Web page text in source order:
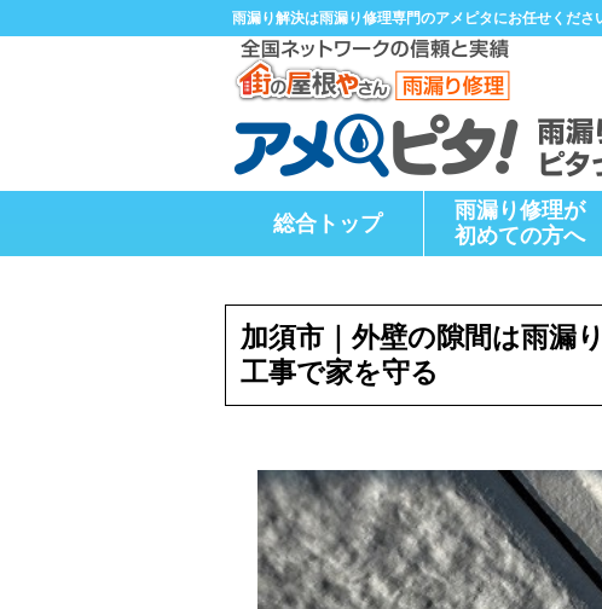
雨漏り解決は雨漏り修理専門のアメピタにお任せくだ
総合トップ
雨漏り修理が
初めての方へ
加須市｜外壁の隙間は雨漏
工事で家を守る